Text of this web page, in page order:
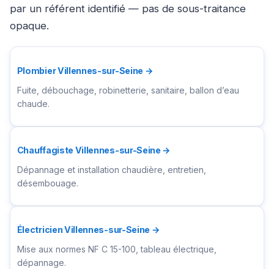
par un référent identifié — pas de sous-traitance
opaque.
Plombier Villennes-sur-Seine →
Fuite, débouchage, robinetterie, sanitaire, ballon d’eau
chaude.
Chauffagiste Villennes-sur-Seine →
Dépannage et installation chaudière, entretien,
désembouage.
Électricien Villennes-sur-Seine →
Mise aux normes NF C 15-100, tableau électrique,
dépannage.